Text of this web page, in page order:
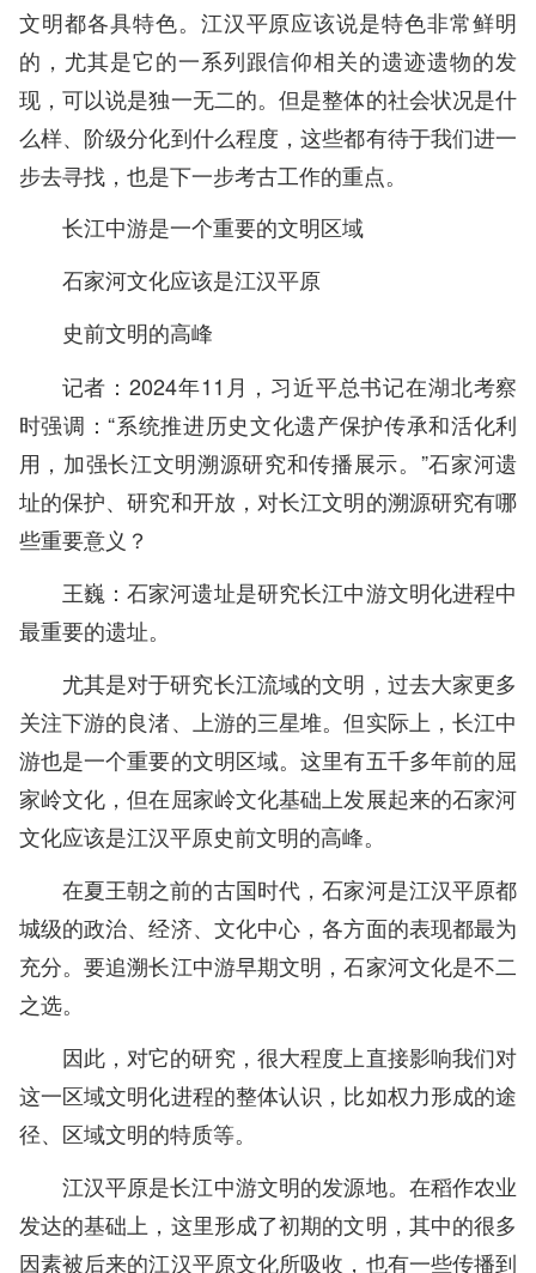
文明都各具特色。江汉平原应该说是特色非常鲜明
的，尤其是它的一系列跟信仰相关的遗迹遗物的发
现，可以说是独一无二的。但是整体的社会状况是什
么样、阶级分化到什么程度，这些都有待于我们进一
步去寻找，也是下一步考古工作的重点。
长江中游是一个重要的文明区域
石家河文化应该是江汉平原
史前文明的高峰
记者：2024年11月，习近平总书记在湖北考察
时强调：“系统推进历史文化遗产保护传承和活化利
用，加强长江文明溯源研究和传播展示。”石家河遗
址的保护、研究和开放，对长江文明的溯源研究有哪
些重要意义？
王巍：石家河遗址是研究长江中游文明化进程中
最重要的遗址。
尤其是对于研究长江流域的文明，过去大家更多
关注下游的良渚、上游的三星堆。但实际上，长江中
游也是一个重要的文明区域。这里有五千多年前的屈
家岭文化，但在屈家岭文化基础上发展起来的石家河
文化应该是江汉平原史前文明的高峰。
在夏王朝之前的古国时代，石家河是江汉平原都
城级的政治、经济、文化中心，各方面的表现都最为
充分。要追溯长江中游早期文明，石家河文化是不二
之选。
因此，对它的研究，很大程度上直接影响我们对
这一区域文明化进程的整体认识，比如权力形成的途
径、区域文明的特质等。
江汉平原是长江中游文明的发源地。在稻作农业
发达的基础上，这里形成了初期的文明，其中的很多
因素被后来的江汉平原文化所吸收，也有一些传播到